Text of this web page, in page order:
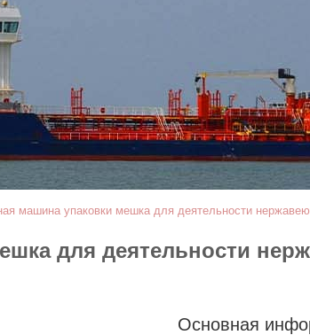
машина упаковки мешка для деятельности
для деятельности
Основная